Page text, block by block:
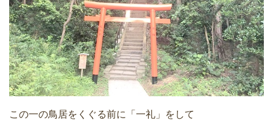
この一の鳥居をくぐる前に「一礼」をして